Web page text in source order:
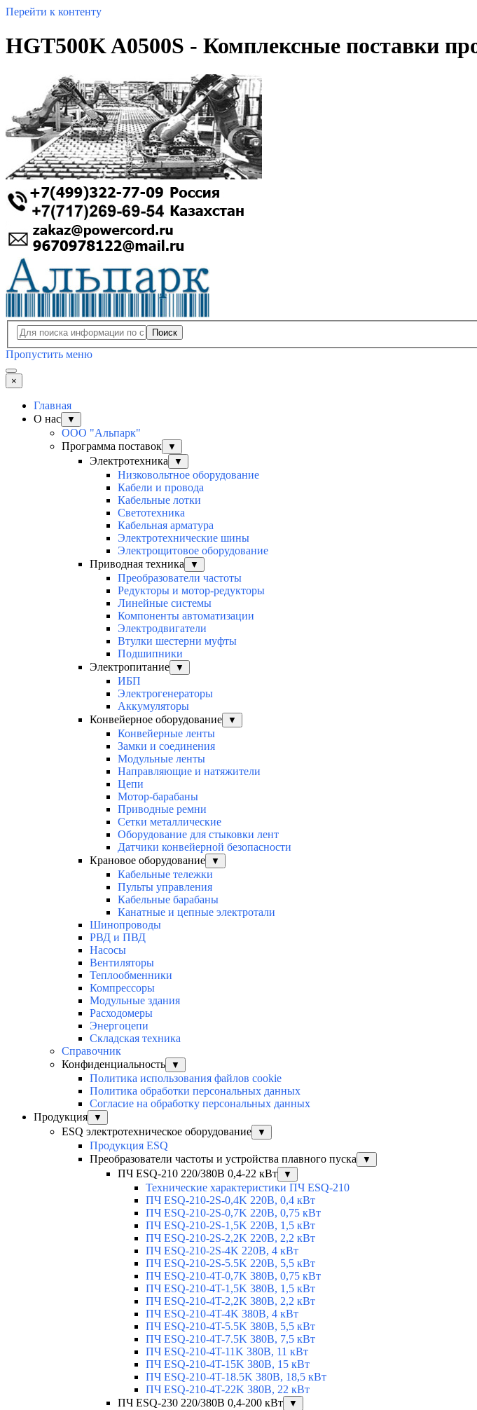
Перейти к контенту
HGT500K A0500S - Комплексные поставки
Поиск
Пропустить меню
×
Главная
О нас
▼
ООО "Альпарк"
Программа поставок
▼
Электротехника ▼
Низковольтное оборудование
Кабели и провода
Кабельные лотки
Светотехника
Кабельная арматура
Электротехнические шины
Электрощитовое оборудование
Приводная техника
▼
Преобразователи частоты
Редукторы и мотор-редукторы
Линейные системы
Компоненты автоматизации
Электродвигатели
Втулки шестерни муфты
Подшипники
Электропитание
▼
ИБП
Электрогенераторы
Аккумуляторы
Конвейерное оборудование
▼
Конвейерные ленты
Замки и соединения
Модульные ленты
Направляющие и натяжители
Цепи
Мотор-барабаны
Приводные ремни
Сетки металлические
Оборудование для стыковки лент
Датчики конвейерной безопасности
Крановое оборудование
▼
Кабельные тележки
Пульты управления
Кабельные барабаны
Канатные и цепные электротали
Шинопроводы
РВД и ПВД
Насосы
Вентиляторы
Теплообменники
Компрессоры
Модульные здания
Расходомеры
Энергоцепи
Складская техника
Справочник
Конфиденциальность
▼
Политика использования файлов cookie
Политика обработки персональных данных
Согласие на обработку персональных данных
Продукция
▼
ESQ электротехническое оборудование ▼
Продукция ESQ
Преобразователи частоты и устройства плавного пуска
▼
ПЧ ESQ-210 220/380В 0,4-22 кВт ▼
Технические характеристики ПЧ ESQ-210
ПЧ ESQ-210-2S-0,4K 220В, 0,4 кВт
ПЧ ESQ-210-2S-0,7K 220В, 0,75 кВт
ПЧ ESQ-210-2S-1,5K 220В, 1,5 кВт
ПЧ ESQ-210-2S-2,2K 220В, 2,2 кВт
ПЧ ESQ-210-2S-4K 220В, 4 кВт
ПЧ ESQ-210-2S-5.5K 220В, 5,5 кВт
ПЧ ESQ-210-4T-0,7K 380В, 0,75 кВт
ПЧ ESQ-210-4T-1,5K 380В, 1,5 кВт
ПЧ ESQ-210-4T-2,2K 380В, 2,2 кВт
ПЧ ESQ-210-4T-4K 380В, 4 кВт
ПЧ ESQ-210-4T-5.5K 380В, 5,5 кВт
ПЧ ESQ-210-4T-7.5K 380В, 7,5 кВт
ПЧ ESQ-210-4T-11K 380В, 11 кВт
ПЧ ESQ-210-4T-15K 380В, 15 кВт
ПЧ ESQ-210-4T-18.5K 380В, 18,5 кВт
ПЧ ESQ-210-4T-22K 380В, 22 кВт
ПЧ ESQ-230 220/380В 0,4-200 кВт
▼